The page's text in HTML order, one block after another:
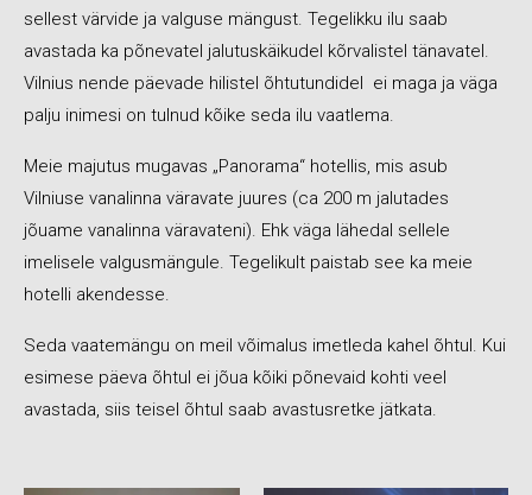
sellest värvide ja valguse mängust. Tegelikku ilu saab
avastada ka põnevatel jalutuskäikudel kõrvalistel tänavatel.
Vilnius nende päevade hilistel õhtutundidel ei maga ja väga
palju inimesi on tulnud kõike seda ilu vaatlema.
Meie majutus mugavas „Panorama“ hotellis, mis asub
Vilniuse vanalinna väravate juures (ca 200 m jalutades
jõuame vanalinna väravateni). Ehk väga lähedal sellele
imelisele valgusmängule. Tegelikult paistab see ka meie
hotelli akendesse.
Seda vaatemängu on meil võimalus imetleda kahel õhtul. Kui
esimese päeva õhtul ei jõua kõiki põnevaid kohti veel
avastada, siis teisel õhtul saab avastusretke jätkata.